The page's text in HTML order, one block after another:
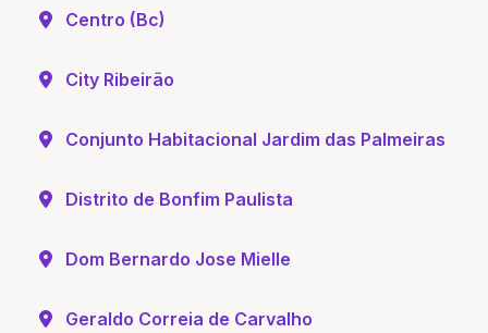
Centro (Bc)
City Ribeirão
Conjunto Habitacional Jardim das Palmeiras
Distrito de Bonfim Paulista
Dom Bernardo Jose Mielle
Geraldo Correia de Carvalho